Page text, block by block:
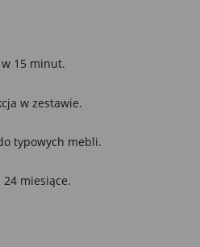
15 minut.
w zestawie.
typowych mebli.
miesiące.